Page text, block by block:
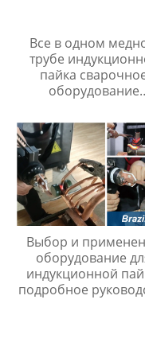
Все в одном
трубе
пайка
оборудование
нагревательный
аппарат со
охладителем
Выбор и
оборудование
индукционной
подробное